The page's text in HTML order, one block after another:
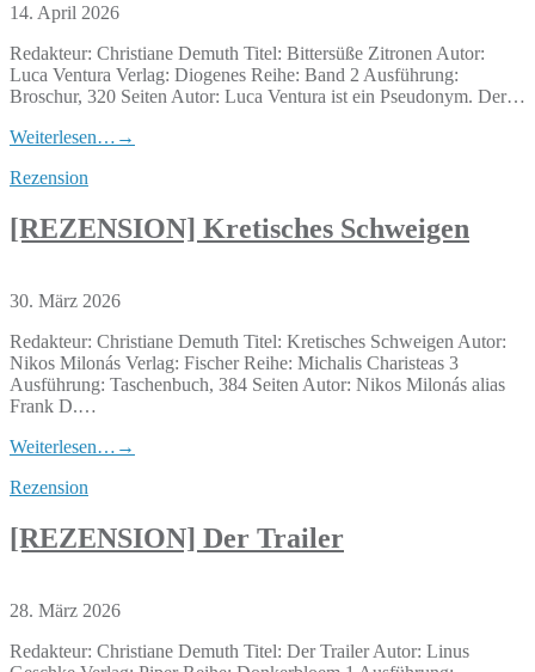
14. April 2026
Redakteur: Christiane Demuth Titel: Bittersüße Zitronen Autor:
Luca Ventura Verlag: Diogenes Reihe: Band 2 Ausführung:
Broschur, 320 Seiten Autor: Luca Ventura ist ein Pseudonym. Der…
Weiterlesen… →
Rezension
[REZENSION] Kretisches Schweigen
30. März 2026
Redakteur: Christiane Demuth Titel: Kretisches Schweigen Autor:
Nikos Milonás Verlag: Fischer Reihe: Michalis Charisteas 3
Ausführung: Taschenbuch, 384 Seiten Autor: Nikos Milonás alias
Frank D.…
Weiterlesen… →
Rezension
[REZENSION] Der Trailer
28. März 2026
Redakteur: Christiane Demuth Titel: Der Trailer Autor: Linus